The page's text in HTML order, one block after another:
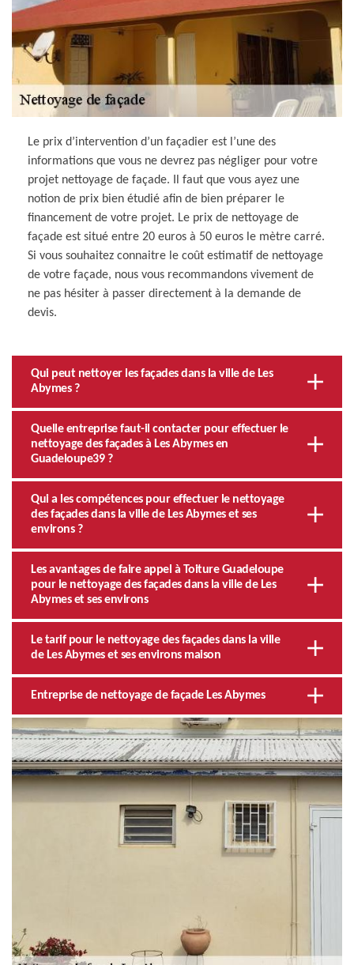
Le prix d’intervention d’un façadier est l’une des
informations que vous ne devrez pas négliger pour votre
projet nettoyage de façade. Il faut que vous ayez une
notion de prix bien étudié afin de bien préparer le
financement de votre projet. Le prix de nettoyage de
façade est situé entre 20 euros à 50 euros le mètre carré.
Si vous souhaitez connaitre le coût estimatif de nettoyage
de votre façade, nous vous recommandons vivement de
ne pas hésiter à passer directement à la demande de
devis.
Qui peut nettoyer les façades dans la ville de Les
Abymes ?
Quelle entreprise faut-il contacter pour effectuer le
nettoyage des façades à Les Abymes en
Guadeloupe39 ?
Qui a les compétences pour effectuer le nettoyage
des façades dans la ville de Les Abymes et ses
environs ?
Les avantages de faire appel à Toiture Guadeloupe
pour le nettoyage des façades dans la ville de Les
Abymes et ses environs
Le tarif pour le nettoyage des façades dans la ville
de Les Abymes et ses environs maison
Entreprise de nettoyage de façade Les Abymes